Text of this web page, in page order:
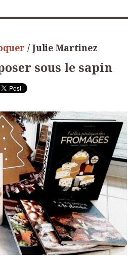
/ Julie Martinez
sous le sapin